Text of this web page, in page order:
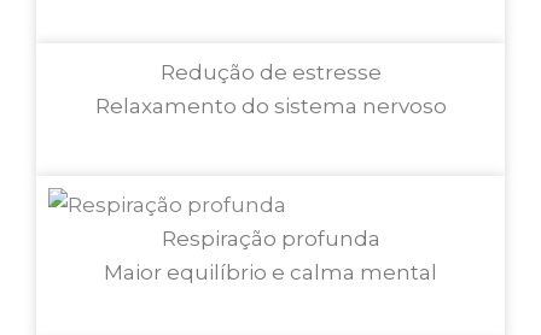
Redução de estresse
Relaxamento do sistema nervoso
Respiração profunda
Maior equilíbrio e calma mental